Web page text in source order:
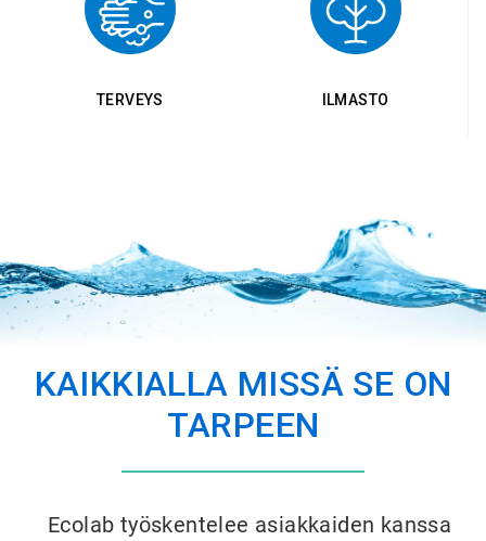
TERVEYS ILMASTO
KAIKKIALLA MISSÄ SE ON
TARPEEN
Ecolab työskentelee asiakkaiden kanssa